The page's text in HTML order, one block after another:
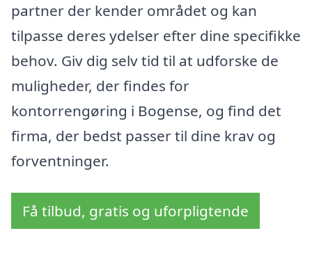
partner der kender området og kan
tilpasse deres ydelser efter dine specifikke
behov. Giv dig selv tid til at udforske de
muligheder, der findes for
kontorrengøring i Bogense, og find det
firma, der bedst passer til dine krav og
forventninger.
Få tilbud, gratis og uforpligtende